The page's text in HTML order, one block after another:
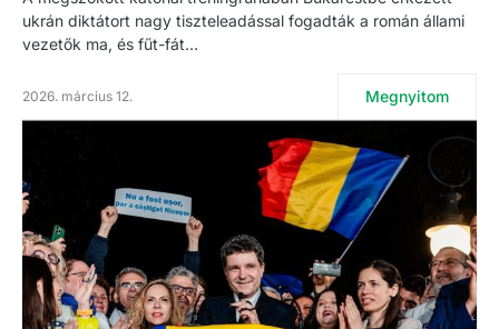
ukrán diktátort nagy tiszteleadással fogadták a román állami
vezetők ma, és fűt-fát…
2026. március 12. Megnyitom